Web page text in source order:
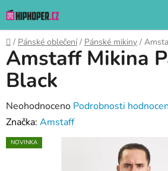
na
obsah
Domů
/ Pánské oblečení / Pánské mikiny /
Amstaff Mikina
Black
Průměrné
hodnocení
produktu
Neohodnoceno Podrobnosti
Značka: Amstaff
NOVINKA